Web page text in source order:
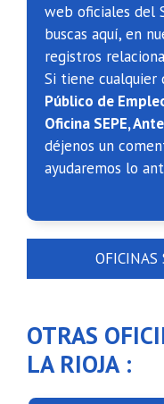
web oficiales del
buscas aquí, en
registros
Si tiene
Público de
Oficina SEPE,
déjenos un
ayudaremos lo
OTRAS
LA RIOJA :